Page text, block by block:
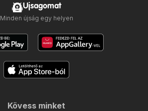
Ujsagomat
Minden újság egy helyen
Kövess minket